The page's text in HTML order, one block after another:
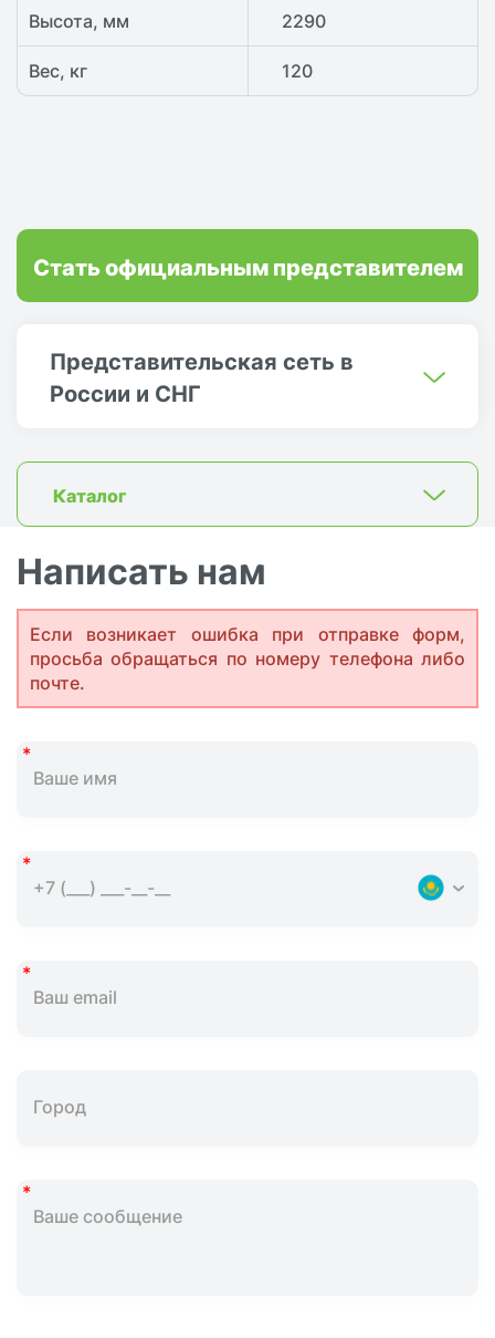
Высота, мм 2290
Вес, кг 120
Представительская сеть в
России и СНГ
Стать официальным представителем
Каталог
Написать нам
Если возникает ошибка при отправке форм,
просьба обращаться по номеру телефона либо
почте.